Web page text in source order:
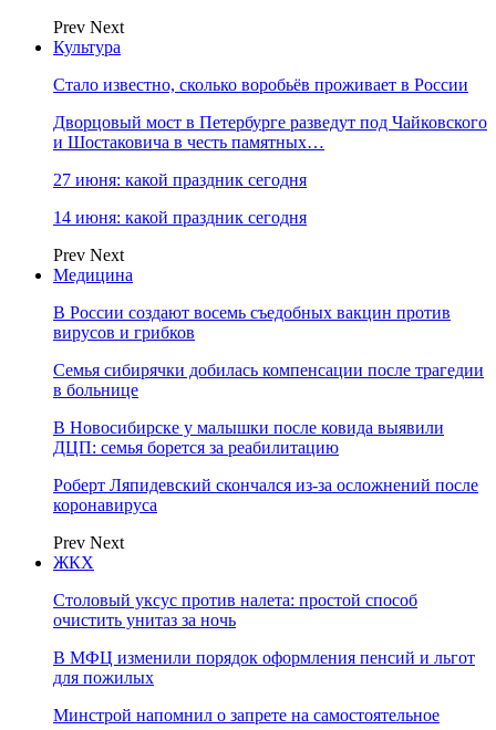
Prev Next
Культура
Стало известно, сколько воробьёв проживает в России
Дворцовый мост в Петербурге разведут под Чайковского
и Шостаковича в честь памятных…
27 июня: какой праздник сегодня
14 июня: какой праздник сегодня
Prev Next
Медицина
В России создают восемь съедобных вакцин против
вирусов и грибков
Семья сибирячки добилась компенсации после трагедии
в больнице
В Новосибирске у малышки после ковида выявили
ДЦП: семья борется за реабилитацию
Роберт Ляпидевский скончался из-за осложнений после
коронавируса
Prev Next
ЖКХ
Столовый уксус против налета: простой способ
очистить унитаз за ночь
В МФЦ изменили порядок оформления пенсий и льгот
для пожилых
Минстрой напомнил о запрете на самостоятельное